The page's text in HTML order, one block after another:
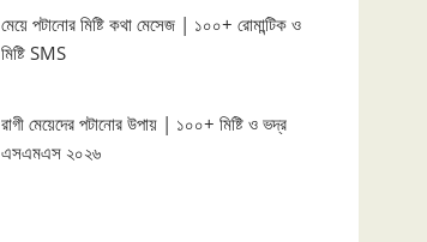
মেয়ে পটানোর মিষ্টি কথা মেসেজ | ১০০+ রোমান্টিক ও
মিষ্টি SMS
রাগী মেয়েদের পটানোর উপায় | ১০০+ মিষ্টি ও ভদ্র
এসএমএস ২০২৬